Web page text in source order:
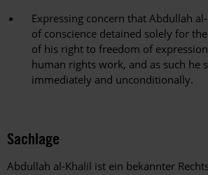
Expressing concern that Abdullah
of conscience detained solely for
of his right to freedom of
human rights work, and as such he
immediately and unconditionally.
Sachlage
Abdullah al-Khalil ist ein bekannter